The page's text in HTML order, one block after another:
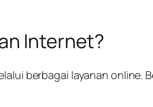
Internet?
berbagai layanan online.